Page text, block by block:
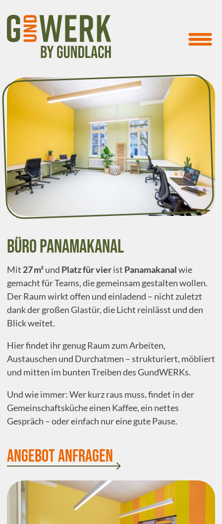
Büro PanamaKanal
Mit 27 m²und Platz für vierist Panamakanalwie
gemacht für Teams, die gemeinsam gestalten wollen.
Der Raum wirkt offen und einladend – nicht zuletzt
dank der großen Glastür, die Licht reinlässt und den
Blick weitet.
Hier findet ihr genug Raum zum Arbeiten,
Austauschen und Durchatmen – strukturiert, möbliert
und mitten im bunten Treiben des GundWERKs.
Und wie immer: Wer kurz raus muss, findet in der
Gemeinschaftsküche einen Kaffee, ein nettes
Gespräch – oder einfach nur eine gute Pause.
Angebot Anfragen